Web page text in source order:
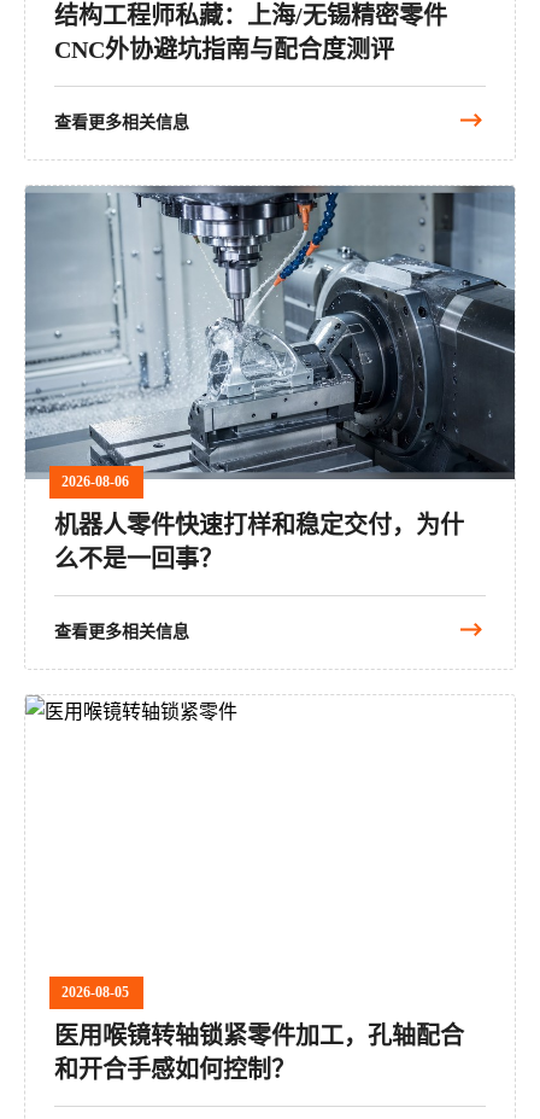
结构工程师私藏：上海/无锡精密零件
CNC外协避坑指南与配合度测评
查看更多相关信息
2026-08-06
机器人零件快速打样和稳定交付，为什
么不是一回事？
查看更多相关信息
2026-08-05
医用喉镜转轴锁紧零件加工，孔轴配合
和开合手感如何控制？